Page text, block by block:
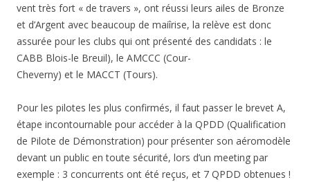
vent très fort « de travers », ont réussi leurs ailes de Bronze
et d’Argent avec beaucoup de maiîrise, la relève est donc
assurée pour les clubs qui ont présenté des candidats : le
CABB Blois-le Breuil), le AMCCC (Cour-
Cheverny) et le MACCT (Tours).
Pour les pilotes les plus confirmés, il faut passer le brevet A,
étape incontournable pour accéder à la QPDD (Qualification
de Pilote de Démonstration) pour présenter son aéromodèle
devant un public en toute sécurité, lors d’un meeting par
exemple : 3 concurrents ont été reçus, et 7 QPDD obtenues !